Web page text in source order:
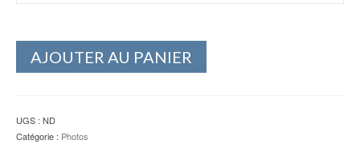
AJOUTER AU PANIER
UGS : ND
Catégorie : Photos